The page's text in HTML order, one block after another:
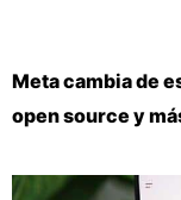
Meta cambia de
open source y